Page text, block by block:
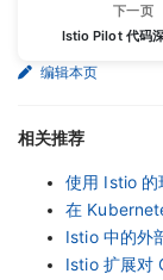
下一页
Istio Pilot 代码
编辑本页
相关推荐
使用 Istio
在
Istio 中的外
Istio 扩展对